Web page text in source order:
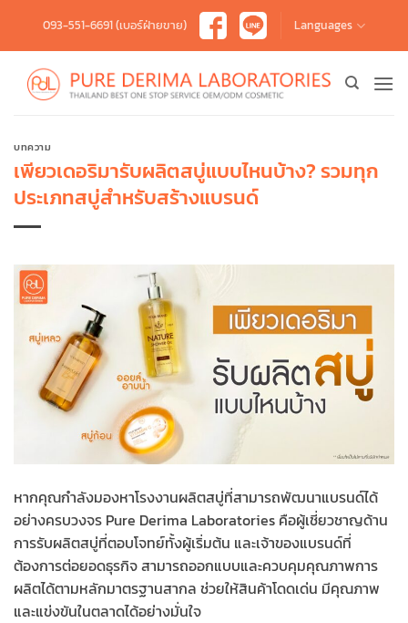
content
093-551-6691 (เบอร์ฝ่ายขาย) Languages
บทความ
เพียวเดอริมารับผลิตสบู่แบบไหนบ้าง? รวมทุก
ประเภทสบู่สำหรับสร้างแบรนด์
หากคุณกำลังมองหาโรงงานผลิตสบู่ที่สามารถพัฒนาแบรนด์ได้
อย่างครบวงจร Pure Derima Laboratories คือผู้เชี่ยวชาญด้าน
การรับผลิตสบู่ที่ตอบโจทย์ทั้งผู้เริ่มต้น และเจ้าของแบรนด์ที่
ต้องการต่อยอดธุรกิจ สามารถออกแบบและควบคุมคุณภาพการ
ผลิตได้ตามหลักมาตรฐานสากล ช่วยให้สินค้าโดดเด่น มีคุณภาพ
และแข่งขันในตลาดได้อย่างมั่นใจ